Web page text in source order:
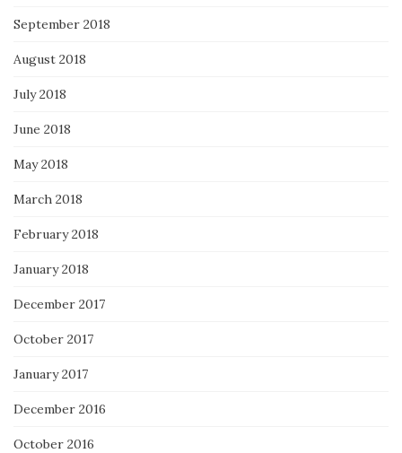
September 2018
August 2018
July 2018
June 2018
May 2018
March 2018
February 2018
January 2018
December 2017
October 2017
January 2017
December 2016
October 2016